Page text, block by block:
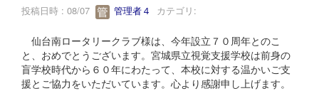
投稿日時 : 08/07 管理者４ カテゴリ:
仙台南ロータリークラブ様は、今年設立７０周年とのこ
と、おめでとうございます。宮城県立視覚支援学校は前身の
盲学校時代から６０年にわたって、本校に対する温かいご支
援とご協力をいただいています。心より感謝申し上げます。